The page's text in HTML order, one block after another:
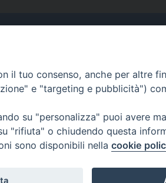
- 98122
dalle ore
il tuo consenso, anche per altre
e "targeting e pubblicità")
su "personalizza" puoi avere
"rifiuta" o chiudendo questa
sono disponibili nella cookie